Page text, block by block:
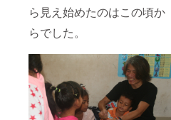
ら見え始めたのはこの頃か
らでした。